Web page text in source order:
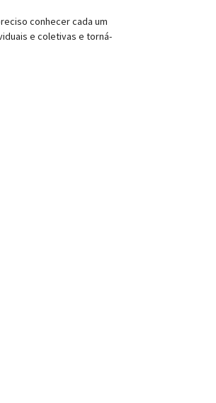
conhecer cada um
e coletivas e torná-